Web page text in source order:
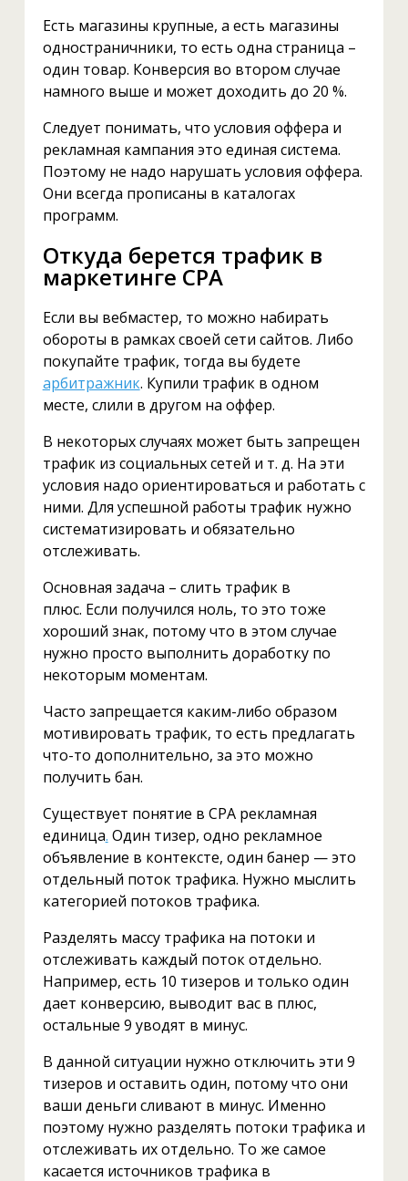
Есть магазины крупные, а есть магазины
одностраничники, то есть одна страница –
один товар. Конверсия во втором случае
намного выше и может доходить до 20 %.
Следует понимать, что условия оффера и
рекламная кампания это единая система.
Поэтому не надо нарушать условия оффера.
Они всегда прописаны в каталогах
программ.
Откуда берется трафик в
маркетинге CPA
Если вы вебмастер, то можно набирать
обороты в рамках своей сети сайтов. Либо
покупайте трафик, тогда вы будете
арбитражник. Купили трафик в одном
месте, слили в другом на оффер.
В некоторых случаях может быть запрещен
трафик из социальных сетей и т. д. На эти
условия надо ориентироваться и работать с
ними. Для успешной работы трафик нужно
систематизировать и обязательно
отслеживать.
Основная задача – слить трафик в
плюс. Если получился ноль, то это тоже
хороший знак, потому что в этом случае
нужно просто выполнить доработку по
некоторым моментам.
Часто запрещается каким-либо образом
мотивировать трафик, то есть предлагать
что-то дополнительно, за это можно
получить бан.
Существует понятие в CPA рекламная
единица. Один тизер, одно рекламное
объявление в контексте, один банер — это
отдельный поток трафика. Нужно мыслить
категорией потоков трафика.
Разделять массу трафика на потоки и
отслеживать каждый поток отдельно.
Например, есть 10 тизеров и только один
дает конверсию, выводит вас в плюс,
остальные 9 уводят в минус.
В данной ситуации нужно отключить эти 9
тизеров и оставить один, потому что они
ваши деньги сливают в минус. Именно
поэтому нужно разделять потоки трафика и
отслеживать их отдельно. То же самое
касается источников трафика в